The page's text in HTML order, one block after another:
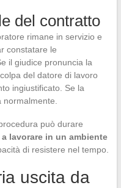
del contratto
rimane in servizio e
constatare le
il giudice pronuncia la
del datore di lavoro
ingiustificato. Se la
può durare
lavorare in un ambiente
di resistere nel tempo.
uscita da